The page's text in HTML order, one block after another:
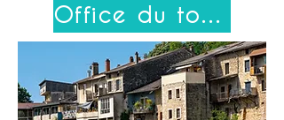
Office du tourisme